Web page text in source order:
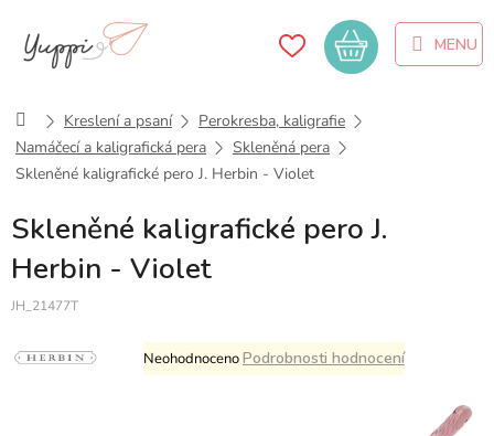
obsah
Nákupní
košík
DomůKreslení a psaní
Perokresba, kaligrafie
Namáčecí a kaligrafická pera
Skleněná pera
Skleněné kaligrafické pero J. Herbin - Violet
Skleněné kaligrafické pero J.
Herbin - Violet
JH_21477T
Průměrné
hodnocení
NeohodnocenoPodrobnosti hodnocení